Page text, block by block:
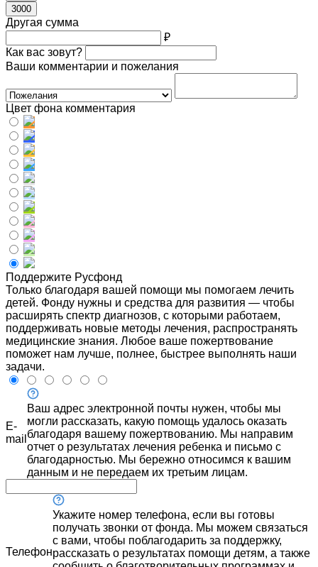
3000
Другая сумма
₽
Как вас зовут?
Ваши комментарии и пожелания
Цвет фона комментария
Поддержите Русфонд
Только благодаря вашей помощи мы помогаем лечить
детей. Фонду нужны и средства для развития — чтобы
расширять спектр диагнозов, с которыми работаем,
поддерживать новые методы лечения, распространять
медицинские знания. Любое ваше пожертвование
поможет нам лучше, полнее, быстрее выполнять наши
задачи.
E-
mail
Ваш адрес электронной почты нужен, чтобы мы
могли рассказать, какую помощь удалось оказать
благодаря вашему пожертвованию. Мы направим
отчет о результатах лечения ребенка и письмо с
благодарностью. Мы бережно относимся к вашим
данным и не передаем их третьим лицам.
Телефон
Укажите номер телефона, если вы готовы
получать звонки от фонда. Мы можем связаться
с вами, чтобы поблагодарить за поддержку,
рассказать о результатах помощи детям, а также